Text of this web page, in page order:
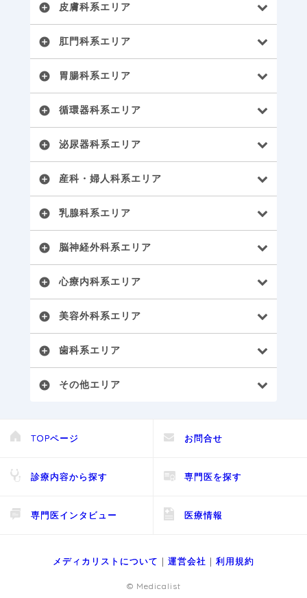
add_circle 皮膚科系エリア
add_circle 肛門科系エリア
add_circle 胃腸科系エリア
add_circle 循環器科系エリア
add_circle 泌尿器科系エリア
add_circle 産科・婦人科系エリア
add_circle 乳腺科系エリア
add_circle 脳神経外科系エリア
add_circle 心療内科系エリア
add_circle 美容外科系エリア
add_circle 歯科系エリア
add_circle その他エリア
TOPページ お問合せ
診療内容から探す 専門医を探す
専門医インタビュー 医療情報
メディカリストについて ｜ 運営会社 ｜ 利用規約
© Medicalist